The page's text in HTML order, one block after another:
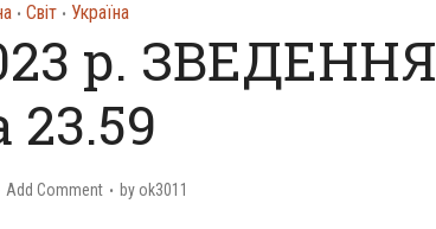
• Світ • Україна
р. ЗВЕДЕННЯ
23.59
Add Comment by ok3011